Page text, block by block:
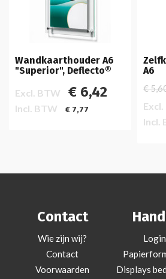
Wandkaarthouder A6
"Superior", Deflecto®
Excl. BTW
€ 6,42
Incl. BTW € 7,77
A6
€
Incl.
Contact
Wie zijn wij?
Contact
Voorwaarden
Login
Displays